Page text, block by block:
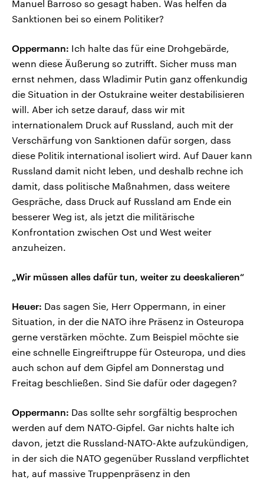
Manuel Barroso so gesagt haben. Was helfen da
Sanktionen bei so einem Politiker?
Oppermann: Ich halte das für eine Drohgebärde,
wenn diese Äußerung so zutrifft. Sicher muss man
ernst nehmen, dass Wladimir Putin ganz offenkundig
die Situation in der Ostukraine weiter destabilisieren
will. Aber ich setze darauf, dass wir mit
internationalem Druck auf Russland, auch mit der
Verschärfung von Sanktionen dafür sorgen, dass
diese Politik international isoliert wird. Auf Dauer kann
Russland damit nicht leben, und deshalb rechne ich
damit, dass politische Maßnahmen, dass weitere
Gespräche, dass Druck auf Russland am Ende ein
besserer Weg ist, als jetzt die militärische
Konfrontation zwischen Ost und West weiter
anzuheizen.
„Wir müssen alles dafür tun, weiter zu deeskalieren“
Heuer: Das sagen Sie, Herr Oppermann, in einer
Situation, in der die NATO ihre Präsenz in Osteuropa
gerne verstärken möchte. Zum Beispiel möchte sie
eine schnelle Eingreiftruppe für Osteuropa, und dies
auch schon auf dem Gipfel am Donnerstag und
Freitag beschließen. Sind Sie dafür oder dagegen?
Oppermann: Das sollte sehr sorgfältig besprochen
werden auf dem NATO-Gipfel. Gar nichts halte ich
davon, jetzt die Russland-NATO-Akte aufzukündigen,
in der sich die NATO gegenüber Russland verpflichtet
hat, auf massive Truppenpräsenz in den